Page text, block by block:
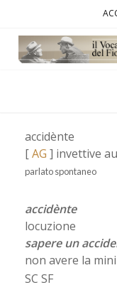
accidènte
[AG ] invettive
parlato spontaneo
accidènte
locuzione
sapere un
non avere la
SC SF